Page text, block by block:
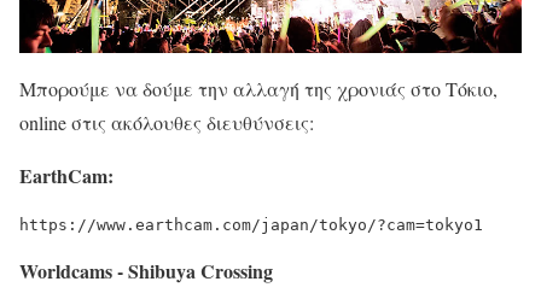
Μπορούμε να δούμε την αλλαγή της χρονιάς στο Τόκιο,
online στις ακόλουθες διευθύνσεις:
EarthCam:
https://www.earthcam.com/japan/tokyo/?cam=tokyo1
Worldcams - Shibuya Crossing